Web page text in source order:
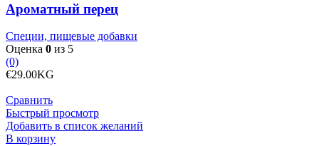
Ароматный перец
Специи, пищевые добавки
Оценка 0 из 5
(0)
€29.00KG
Сравнить
Быстрый просмотр
Добавить в список желаний
Количество
В корзину